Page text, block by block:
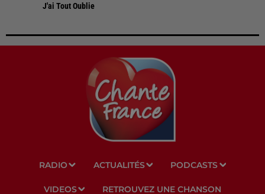
J'ai Tout Oublie
RADIO ACTUALITÉS PODCASTS
VIDEOS RETROUVEZ UNE CHANSON